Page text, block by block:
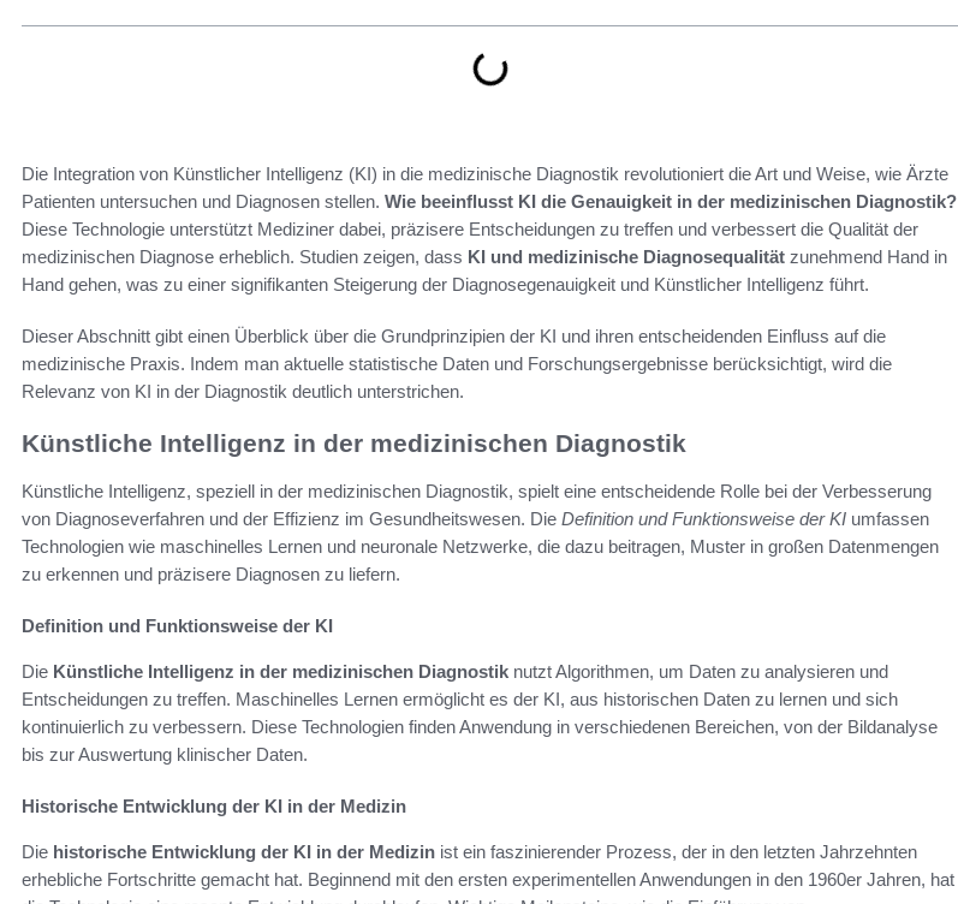
Die Integration von Künstlicher Intelligenz (KI) in die medizinische Diagnostik revolutioniert die Art und Weise, wie Ärzte
Patienten untersuchen und Diagnosen stellen. Wie beeinflusst KI die Genauigkeit in der medizinischen Diagnostik?
Diese Technologie unterstützt Mediziner dabei, präzisere Entscheidungen zu treffen und verbessert die Qualität der
medizinischen Diagnose erheblich. Studien zeigen, dass KI und medizinische Diagnosequalität zunehmend Hand in
Hand gehen, was zu einer signifikanten Steigerung der Diagnosegenauigkeit und Künstlicher Intelligenz führt.
Dieser Abschnitt gibt einen Überblick über die Grundprinzipien der KI und ihren entscheidenden Einfluss auf die
medizinische Praxis. Indem man aktuelle statistische Daten und Forschungsergebnisse berücksichtigt, wird die
Relevanz von KI in der Diagnostik deutlich unterstrichen.
Künstliche Intelligenz in der medizinischen Diagnostik
Künstliche Intelligenz, speziell in der medizinischen Diagnostik, spielt eine entscheidende Rolle bei der Verbesserung
von Diagnoseverfahren und der Effizienz im Gesundheitswesen. Die Definition und Funktionsweise der KI umfassen
Technologien wie maschinelles Lernen und neuronale Netzwerke, die dazu beitragen, Muster in großen Datenmengen
zu erkennen und präzisere Diagnosen zu liefern.
Definition und Funktionsweise der KI
Die Künstliche Intelligenz in der medizinischen Diagnostik nutzt Algorithmen, um Daten zu analysieren und
Entscheidungen zu treffen. Maschinelles Lernen ermöglicht es der KI, aus historischen Daten zu lernen und sich
kontinuierlich zu verbessern. Diese Technologien finden Anwendung in verschiedenen Bereichen, von der Bildanalyse
bis zur Auswertung klinischer Daten.
Historische Entwicklung der KI in der Medizin
Die historische Entwicklung der KI in der Medizin ist ein faszinierender Prozess, der in den letzten Jahrzehnten
erhebliche Fortschritte gemacht hat. Beginnend mit den ersten experimentellen Anwendungen in den 1960er Jahren, hat